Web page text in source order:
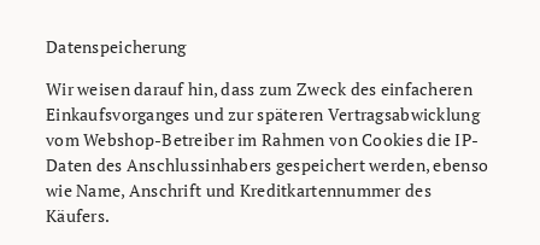
Datenspeicherung
Wir weisen darauf hin, dass zum Zweck des einfacheren
Einkaufsvorganges und zur späteren Vertragsabwicklung
vom Webshop-Betreiber im Rahmen von Cookies die IP-
Daten des Anschlussinhabers gespeichert werden, ebenso
wie Name, Anschrift und Kreditkartennummer des
Käufers.